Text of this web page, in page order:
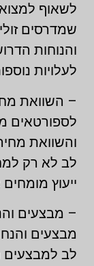
לשאוף למצוא
שמדרסים
והנוחות
לעלויות
– השוואת
לספורטאים
והשוואת
לב לא רק
ייעוץ מומחים
– מבצעים
מבצעים
לב למבצעים